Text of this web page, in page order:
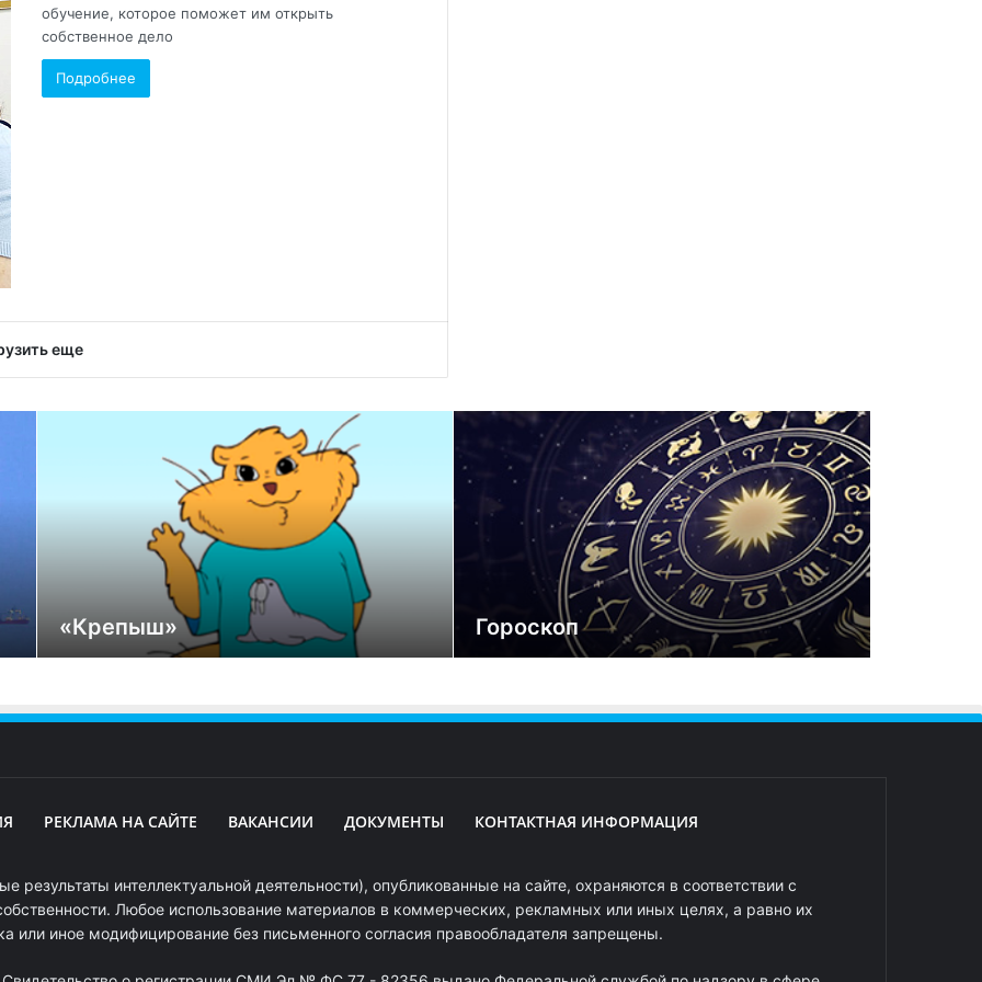
обучение, которое поможет им открыть
собственное дело
Подробнее
еще
«Крепыш» Гороскоп
РЕКЛАМА НА САЙТЕ ВАКАНСИИ ДОКУМЕНТЫ КОНТАКТНАЯ ИНФОРМАЦИЯ
результаты интеллектуальной деятельности), опубликованные на сайте, охраняются в соответствии с
Любое использование материалов в коммерческих, рекламных или иных целях, а равно их
или иное модифицирование без письменного согласия правообладателя запрещены.